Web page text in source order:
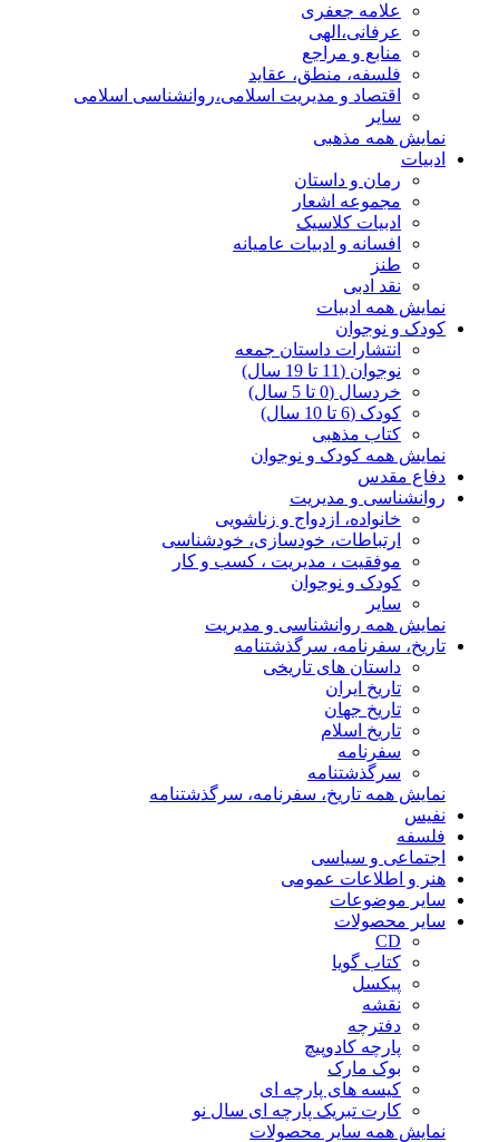
علامه جعفری
عرفانی،الهی
منابع و مراجع
فلسفه، منطق، عقاید
اقتصاد و مدیریت اسلامی،روانشناسی اسلامی
سایر
نمایش همه مذهبی
ادبیات
رمان و داستان
مجموعه اشعار
ادبیات کلاسیک
افسانه و ادبیات عامیانه
طنز
نقد ادبی
نمایش همه ادبیات
کودک و نوجوان
انتشارات داستان جمعه
نوجوان (11 تا 19 سال)
خردسال (0 تا 5 سال)
کودک (6 تا 10 سال)
کتاب مذهبی
نمایش همه کودک و نوجوان
دفاع مقدس
روانشناسی و مدیریت
خانواده، ازدواج و زناشویی
ارتباطات، خودسازی، خودشناسی
موفقیت ، مدیریت ، کسب و کار
کودک و نوجوان
سایر
نمایش همه روانشناسی و مدیریت
تاریخ، سفرنامه، سرگذشتنامه
داستان های تاریخی
تاریخ ایران
تاریخ جهان
تاریخ اسلام
سفرنامه
سرگذشتنامه
نمایش همه تاریخ، سفرنامه، سرگذشتنامه
نفیس
فلسفه
اجتماعی و سیاسی
هنر و اطلاعات عمومی
سایر موضوعات
سایر محصولات
CD
کتاب گویا
پیکسل
نقشه
دفترچه
پارچه کادوپیچ
بوک مارک
کیسه های پارچه ای
کارت تبریک پارچه ای سال نو
نمایش همه سایر محصولات